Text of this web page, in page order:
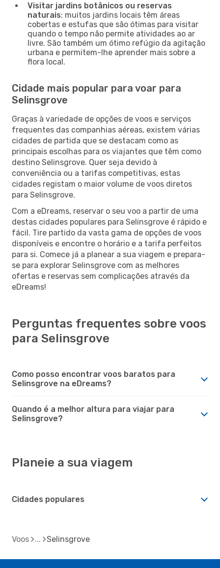
Visitar jardins botânicos ou reservas
naturais: muitos jardins locais têm áreas
cobertas e estufas que são ótimas para visitar
quando o tempo não permite atividades ao ar
livre. São também um ótimo refúgio da agitação
urbana e permitem-lhe aprender mais sobre a
flora local.
Cidade mais popular para voar para
Selinsgrove
Graças à variedade de opções de voos e serviços
frequentes das companhias aéreas, existem várias
cidades de partida que se destacam como as
principais escolhas para os viajantes que têm como
destino Selinsgrove. Quer seja devido à
conveniência ou a tarifas competitivas, estas
cidades registam o maior volume de voos diretos
para Selinsgrove.
Com a eDreams, reservar o seu voo a partir de uma
destas cidades populares para Selinsgrove é rápido e
fácil. Tire partido da vasta gama de opções de voos
disponíveis e encontre o horário e a tarifa perfeitos
para si. Comece já a planear a sua viagem e prepara-
se para explorar Selinsgrove com as melhores
ofertas e reservas sem complicações através da
eDreams!
Perguntas frequentes sobre voos
para Selinsgrove
Como posso encontrar voos baratos para
Selinsgrove na eDreams?
Quando é a melhor altura para viajar para
Selinsgrove?
Planeie a sua viagem
Cidades populares
Voos Selinsgrove